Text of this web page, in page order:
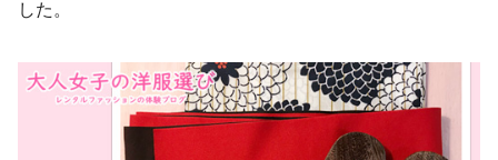
した。